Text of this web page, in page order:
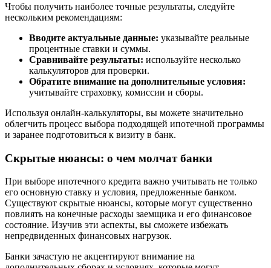
Чтобы получить наиболее точные результаты, следуйте
нескольким рекомендациям:
Вводите актуальные данные: указывайте реальные
процентные ставки и суммы.
Сравнивайте результаты: используйте несколько
калькуляторов для проверки.
Обратите внимание на дополнительные условия:
учитывайте страховку, комиссии и сборы.
Используя онлайн-калькуляторы, вы можете значительно
облегчить процесс выбора подходящей ипотечной программы
и заранее подготовиться к визиту в банк.
Скрытые нюансы: о чем молчат банки
При выборе ипотечного кредита важно учитывать не только
его основную ставку и условия, предложенные банком.
Существуют скрытые нюансы, которые могут существенно
повлиять на конечные расходы заемщика и его финансовое
состояние. Изучив эти аспекты, вы сможете избежать
непредвиденных финансовых нагрузок.
Банки зачастую не акцентируют внимание на